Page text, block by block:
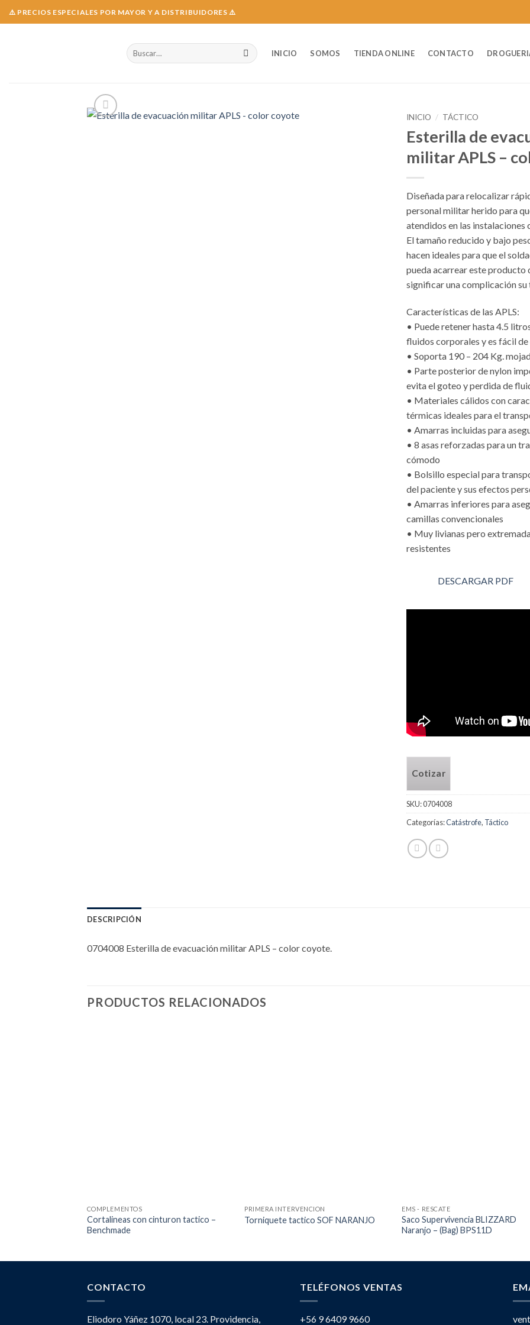
Skip
to
⚠️ PRECIOS ESPECIALES POR MAYOR Y A DISTRIBUIDORES ⚠️
Buscar
por:
INICIO SOMOS TIENDA ONLINE CONTACTO
INICIO / TÁCTICO
Esterilla de
militar APLS –
Diseñada para relocalizar
personal militar herido para
atendidos en las instalaciones
El tamaño reducido y bajo
hacen ideales para que el
pueda acarrear este producto
significar una complicación su
Características de las APLS:
• Puede retener hasta 4.5
fluidos corporales y es fácil de
• Soporta 190 – 204 Kg.
• Parte posterior de nylon
evita el goteo y perdida de
• Materiales cálidos con
térmicas ideales para el
• Amarras incluidas para
• 8 asas reforzadas para un
cómodo
• Bolsillo especial para
del paciente y sus efectos
• Amarras inferiores para
camillas convencionales
• Muy livianas pero
resistentes
DESCARGAR PDF
Cotizar
SKU:0704008
Categorías:Catástrofe, Táctico
DESCRIPCIÓN
0704008 Esterilla de evacuación militar APLS – color coyote.
PRODUCTOS RELACIONADOS
COMPLEMENTOS
Cortalineas con cinturon tactico –
Benchmade
PRIMERA INTERVENCION
Torniquete tactico SOF NARANJO
EMS - RESCATE
Saco Supervivencia BLIZZARD
Naranjo – (Bag) BPS11D
CONTACTO
Eliodoro Yáñez 1070, local 23. Providencia,
TELÉFONOS VENTAS
+56 9 6409 9660